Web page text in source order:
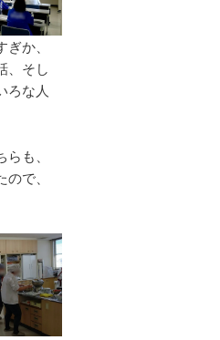
か、
、そし
ろな人
も、
で、